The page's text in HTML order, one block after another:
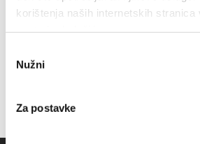
korištenja naših internetskih stranica
pristanka
Nužni
Za postavke